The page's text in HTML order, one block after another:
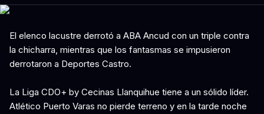
El elenco lacustre derrotó a ABA Ancud con un triple contra
la chicharra, mientras que los fantasmas se impusieron
derrotaron a Deportes Castro.
La Liga CDO+ by Cecinas Llanquihue tiene a un sólido líder.
Atlético Puerto Varas no pierde terreno y en la tarde noche